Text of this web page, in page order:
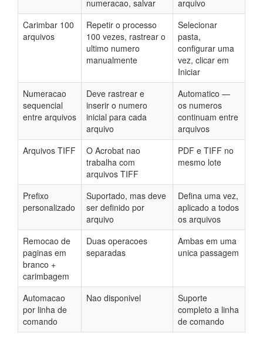
numeracao, salvar
arquivo
Carimbar 100
arquivos
Repetir o processo
100 vezes, rastrear o
ultimo numero
manualmente
Selecionar
pasta,
configurar uma
vez, clicar em
Iniciar
Numeracao
sequencial
entre arquivos
Deve rastrear e
inserir o numero
inicial para cada
arquivo
Automatico —
os numeros
continuam entre
arquivos
Arquivos TIFF
O Acrobat nao
trabalha com
arquivos TIFF
PDF e TIFF no
mesmo lote
Prefixo
personalizado
Suportado, mas deve
ser definido por
arquivo
Defina uma vez,
aplicado a todos
os arquivos
Remocao de
paginas em
branco +
carimbagem
Duas operacoes
separadas
Ambas em uma
unica passagem
Automacao
por linha de
comando
Nao disponivel
Suporte
completo a linha
de comando